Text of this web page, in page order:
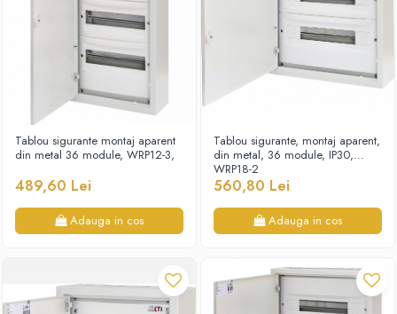
Tablou sigurante montaj aparent
din metal 36 module, WRP12-3,
489,60 Lei
Adauga in cos
Tablou sigurante, montaj aparent,
din metal, 36 module, IP30,
WRP18-2
560,80 Lei
Adauga in cos